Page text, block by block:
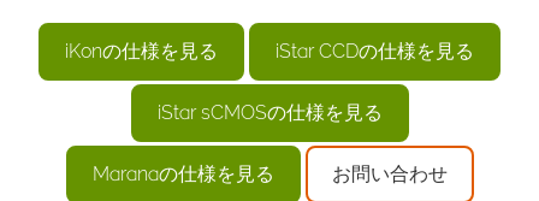
iKonの仕様を見る iStar CCDの仕様を見る
iStar sCMOSの仕様を見る
Maranaの仕様を見る お問い合わせ